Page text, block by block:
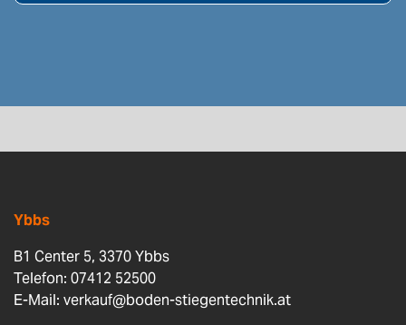
Ybbs
B1 Center 5, 3370 Ybbs
Telefon: 07412 52500
E-Mail: verkauf@boden-stiegentechnik.at